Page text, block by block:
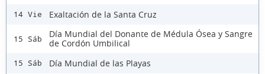
14 Vie Exaltación de la Santa Cruz
15 Sáb
Día Mundial del Donante de Médula Ósea y Sangre
de Cordón Umbilical
15 Sáb Día Mundial de las Playas